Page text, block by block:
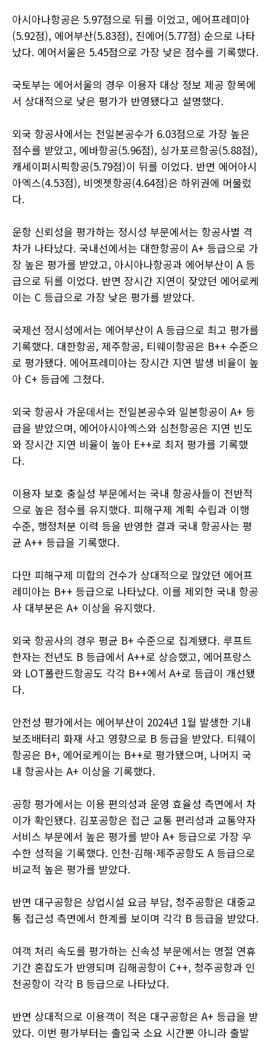
아시아나항공은 5.97점으로 뒤를 이었고, 에어프레미아
(5.92점), 에어부산(5.83점), 진에어(5.77점) 순으로 나타
났다. 에어서울은 5.45점으로 가장 낮은 점수를 기록했다.
국토부는 에어서울의 경우 이용자 대상 정보 제공 항목에
서 상대적으로 낮은 평가가 반영됐다고 설명했다.
외국 항공사에서는 전일본공수가 6.03점으로 가장 높은
점수를 받았고, 에바항공(5.96점), 싱가포르항공(5.88점),
캐세이퍼시픽항공(5.79점)이 뒤를 이었다. 반면 에어아시
아엑스(4.53점), 비엣젯항공(4.64점)은 하위권에 머물렀
다.
운항 신뢰성을 평가하는 정시성 부문에서는 항공사별 격
차가 나타났다. 국내선에서는 대한항공이 A+ 등급으로 가
장 높은 평가를 받았고, 아시아나항공과 에어부산이 A 등
급으로 뒤를 이었다. 반면 장시간 지연이 잦았던 에어로케
이는 C 등급으로 가장 낮은 평가를 받았다.
국제선 정시성에서는 에어부산이 A 등급으로 최고 평가를
기록했다. 대한항공, 제주항공, 티웨이항공은 B++ 수준으
로 평가됐다. 에어프레미아는 장시간 지연 발생 비율이 높
아 C+ 등급에 그쳤다.
외국 항공사 가운데서는 전일본공수와 일본항공이 A+ 등
급을 받았으며, 에어아시아엑스와 심천항공은 지연 빈도
와 장시간 지연 비율이 높아 E++로 최저 평가를 기록했
다.
이용자 보호 충실성 부문에서는 국내 항공사들이 전반적
으로 높은 점수를 유지했다. 피해구제 계획 수립과 이행
수준, 행정처분 이력 등을 반영한 결과 국내 항공사는 평
균 A++ 등급을 기록했다.
다만 피해구제 미합의 건수가 상대적으로 많았던 에어프
레미아는 B++ 등급으로 나타났다. 이를 제외한 국내 항공
사 대부분은 A+ 이상을 유지했다.
외국 항공사의 경우 평균 B+ 수준으로 집계됐다. 루프트
한자는 전년도 B 등급에서 A++로 상승했고, 에어프랑스
와 LOT폴란드항공도 각각 B++에서 A+로 등급이 개선됐
다.
안전성 평가에서는 에어부산이 2024년 1월 발생한 기내
보조배터리 화재 사고 영향으로 B 등급을 받았다. 티웨이
항공은 B+, 에어로케이는 B++로 평가됐으며, 나머지 국
내 항공사는 A+ 이상을 기록했다.
공항 평가에서는 이용 편의성과 운영 효율성 측면에서 차
이가 확인됐다. 김포공항은 접근 교통 편리성과 교통약자
서비스 부문에서 높은 평가를 받아 A+ 등급으로 가장 우
수한 성적을 기록했다. 인천·김해·제주공항도 A 등급으로
비교적 높은 평가를 받았다.
반면 대구공항은 상업시설 요금 부담, 청주공항은 대중교
통 접근성 측면에서 한계를 보이며 각각 B 등급을 받았다.
여객 처리 속도를 평가하는 신속성 부문에서는 명절 연휴
기간 혼잡도가 반영되며 김해공항이 C++, 청주공항과 인
천공항이 각각 B 등급으로 나타났다.
반면 상대적으로 이용객이 적은 대구공항은 A+ 등급을 받
았다. 이번 평가부터는 출입국 소요 시간뿐 아니라 출발